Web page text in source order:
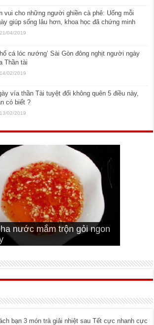
vui cho những người ghiền cà phê: Uống mỗi
giúp sống lâu hơn, khoa học đã chứng minh
21/04/2019
cá lóc nướng’ Sài Gòn đông nghịt người ngày
Thần tài
14/02/2019
vía thần Tài tuyệt đối không quên 5 điều này,
có biết ?
13/02/2019
nước mắm trộn gỏi ngon
để chiên đậu hũ giòn ngon
sườn non nướng ngon
thịt heo chiên ngon mềm
ướp sườn cơm tấm
bạn 3 món trà giải nhiệt sau Tết cực nhanh cực